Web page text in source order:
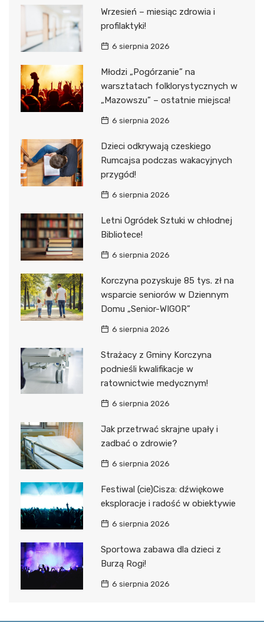
Wrzesień – miesiąc zdrowia i
profilaktyki!
6 sierpnia 2026
Młodzi „Pogórzanie” na
warsztatach folklorystycznych w
„Mazowszu” – ostatnie miejsca!
6 sierpnia 2026
Dzieci odkrywają czeskiego
Rumcajsa podczas wakacyjnych
przygód!
6 sierpnia 2026
Letni Ogródek Sztuki w chłodnej
Bibliotece!
6 sierpnia 2026
Korczyna pozyskuje 85 tys. zł na
wsparcie seniorów w Dziennym
Domu „Senior-WIGOR”
6 sierpnia 2026
Strażacy z Gminy Korczyna
podnieśli kwalifikacje w
ratownictwie medycznym!
6 sierpnia 2026
Jak przetrwać skrajne upały i
zadbać o zdrowie?
6 sierpnia 2026
Festiwal (cie)Cisza: dźwiękowe
eksploracje i radość w obiektywie
6 sierpnia 2026
Sportowa zabawa dla dzieci z
Burzą Rogi!
6 sierpnia 2026